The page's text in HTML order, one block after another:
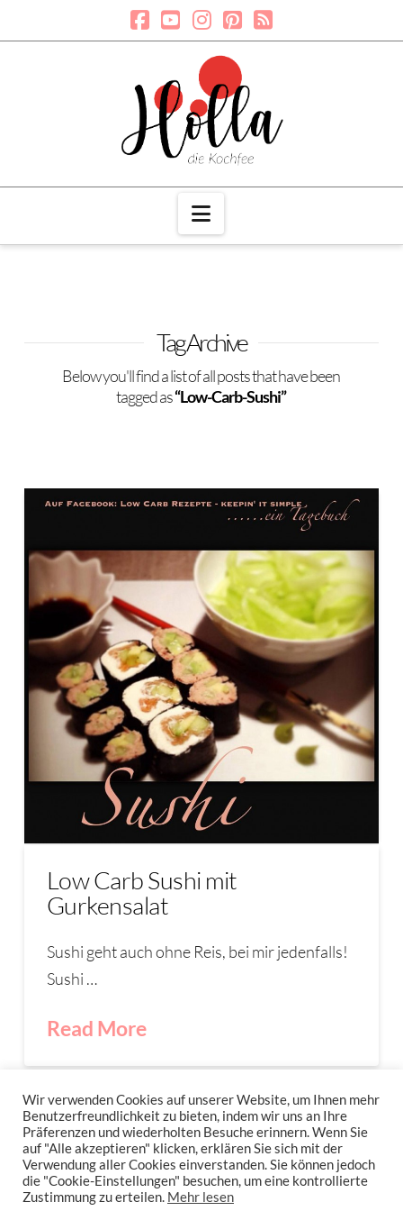
Navigation
Tag Archive
Below you'll find a list of all posts that have been
tagged as“Low-Carb-Sushi”
Low Carb Sushi mit
Gurkensalat
Sushi geht auch ohne Reis, bei mir jedenfalls!
Sushi …
Read More
IMPRESSUM
DATENSCHUTZERKLÄRUNG
NEWSLETTER DATENSCHUTZRICHTLINIEN
Wir verwenden Cookies auf unserer Website, um Ihnen mehr
Benutzerfreundlichkeit zu bieten, indem wir uns an Ihre
Präferenzen und wiederholten Besuche erinnern. Wenn Sie
auf "Alle akzeptieren" klicken, erklären Sie sich mit der
Verwendung aller Cookies einverstanden. Sie können jedoch
die "Cookie-Einstellungen" besuchen, um eine kontrollierte
Zustimmung zu erteilen. Mehr lesen